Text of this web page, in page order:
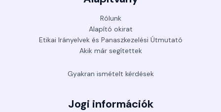
Rólunk
Alapító okirat
Etikai Irányelvek és Panaszkezelési Útmutató
Akik már segítettek
Gyakran ismételt kérdések
Jogi információk